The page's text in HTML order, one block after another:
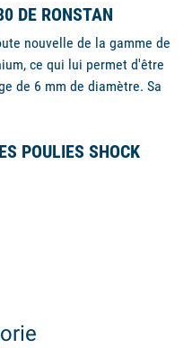
DE RONSTAN
nouvelle de la gamme de
ce qui lui permet d'être
de 6 mm de diamètre. Sa
POULIES SHOCK